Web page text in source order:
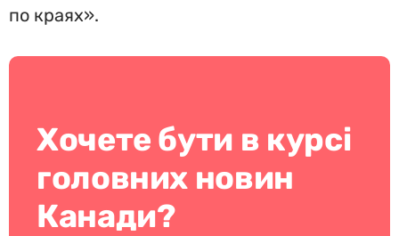
по краях».
Хочете бути в курсі
головних новин
Канади?